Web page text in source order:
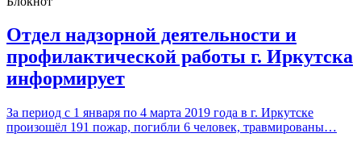
Отдел надзорной деятельности и
профилактической работы г. Иркутска
информирует
За период с 1 января по 4 марта 2019 года в г. Иркутске
произошёл 191 пожар, погибли 6 человек, травмированы…